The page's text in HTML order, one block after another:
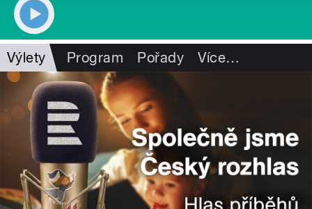
Výlety Program Pořady Více…